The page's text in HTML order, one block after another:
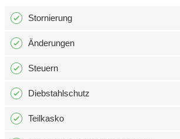
Stornierung
Änderungen
Steuern
Diebstahlschutz
Teilkasko